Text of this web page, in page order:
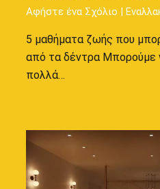
Αφήστε ένα Σχόλιο |
5 μαθήματα ζωής που
από τα δέντρα Μπορούμε
πολλά…